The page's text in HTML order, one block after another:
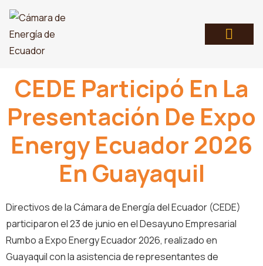
CEDE Participó En La
Presentación De Expo
Energy Ecuador 2026
En Guayaquil
Directivos de la Cámara de Energía del Ecuador (CEDE)
participaron el 23 de junio en el Desayuno Empresarial
Rumbo a Expo Energy Ecuador 2026, realizado en
Guayaquil con la asistencia de representantes de